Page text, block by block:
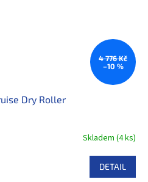
4 776 Kč
–10 %
Dry Roller
Skladem (4 ks)
DETAIL